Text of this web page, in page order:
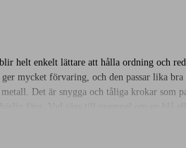
helt enkelt lättare att hålla ordning och
mycket förvaring, och den passar lika
Det är snygga och tåliga krokar som
upp i barnens rum, men varför inte skapa